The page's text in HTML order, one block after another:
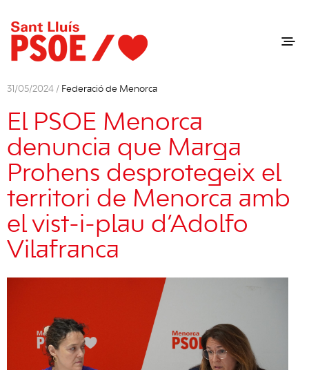
31/05/2024 / Federació de Menorca
El PSOE Menorca
denuncia que Marga
Prohens desprotegeix el
territori de Menorca amb
el vist-i-plau d’Adolfo
Vilafranca